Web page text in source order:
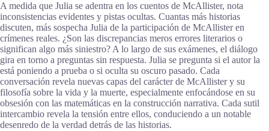
A medida que Julia se adentra en los cuentos de McAllister, nota
inconsistencias evidentes y pistas ocultas. Cuantas más historias
discuten, más sospecha Julia de la participación de McAllister en
crímenes reales. ¿Son las discrepancias meros errores literarios o
significan algo más siniestro? A lo largo de sus exámenes, el diálogo
gira en torno a preguntas sin respuesta. Julia se pregunta si el autor la
está poniendo a prueba o si oculta su oscuro pasado. Cada
conversación revela nuevas capas del carácter de McAllister y su
filosofía sobre la vida y la muerte, especialmente enfocándose en su
obsesión con las matemáticas en la construcción narrativa. Cada sutil
intercambio revela la tensión entre ellos, conduciendo a un notable
desenredo de la verdad detrás de las historias.